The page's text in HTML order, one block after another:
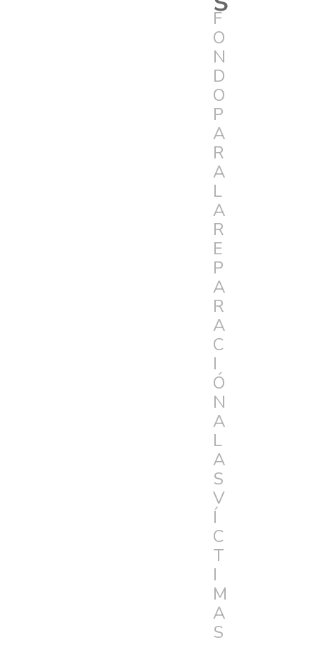
F
O
N
D
O
P
A
R
A
L
A
R
E
P
A
R
A
C
I
Ó
N
A
L
A
S
V
Í
C
T
I
M
A
S